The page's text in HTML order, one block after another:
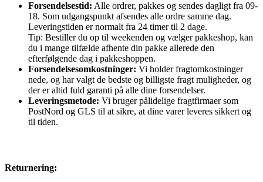
Forsendelsestid: Alle ordrer, pakkes og sendes dagligt fra 09-
18. Som udgangspunkt afsendes alle ordre samme dag.
Leveringstiden er normalt fra 24 timer til 2 dage.
Tip: Bestiller du op til weekenden og vælger pakkeshop, kan
du i mange tilfælde afhente din pakke allerede den
efterfølgende dag i pakkeshoppen.
Forsendelsesomkostninger: Vi holder fragtomkostninger
nede, og har valgt de bedste og billigste fragt muligheder, og
der er altid fuld garanti på alle dine forsendelser.
Leveringsmetode: Vi bruger pålidelige fragtfirmaer som
PostNord og GLS til at sikre, at dine varer leveres sikkert og
til tiden.
Returnering: